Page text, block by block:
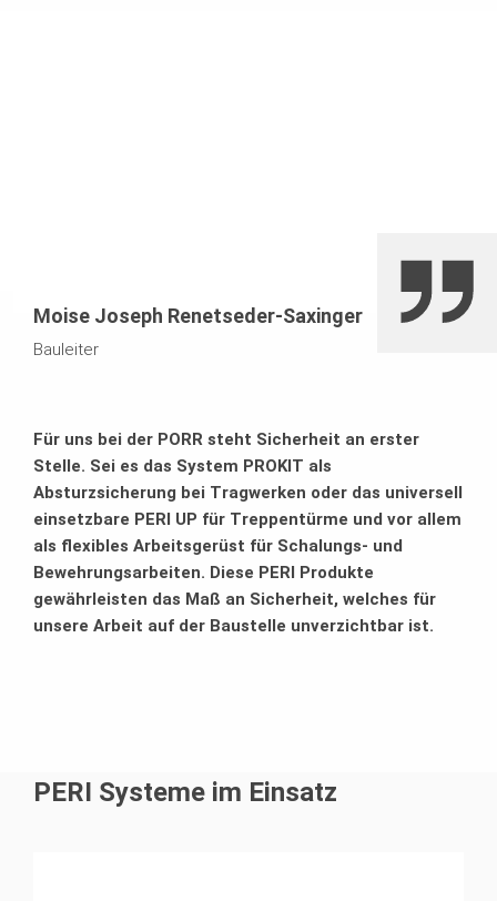
Moise Joseph Renetseder-Saxinger
Bauleiter
Für uns bei der PORR steht Sicherheit an erster
Stelle. Sei es das System PROKIT als
Absturzsicherung bei Tragwerken oder das universell
einsetzbare PERI UP für Treppentürme und vor allem
als flexibles Arbeitsgerüst für Schalungs- und
Bewehrungsarbeiten. Diese PERI Produkte
gewährleisten das Maß an Sicherheit, welches für
unsere Arbeit auf der Baustelle unverzichtbar ist.
PERI Systeme im Einsatz